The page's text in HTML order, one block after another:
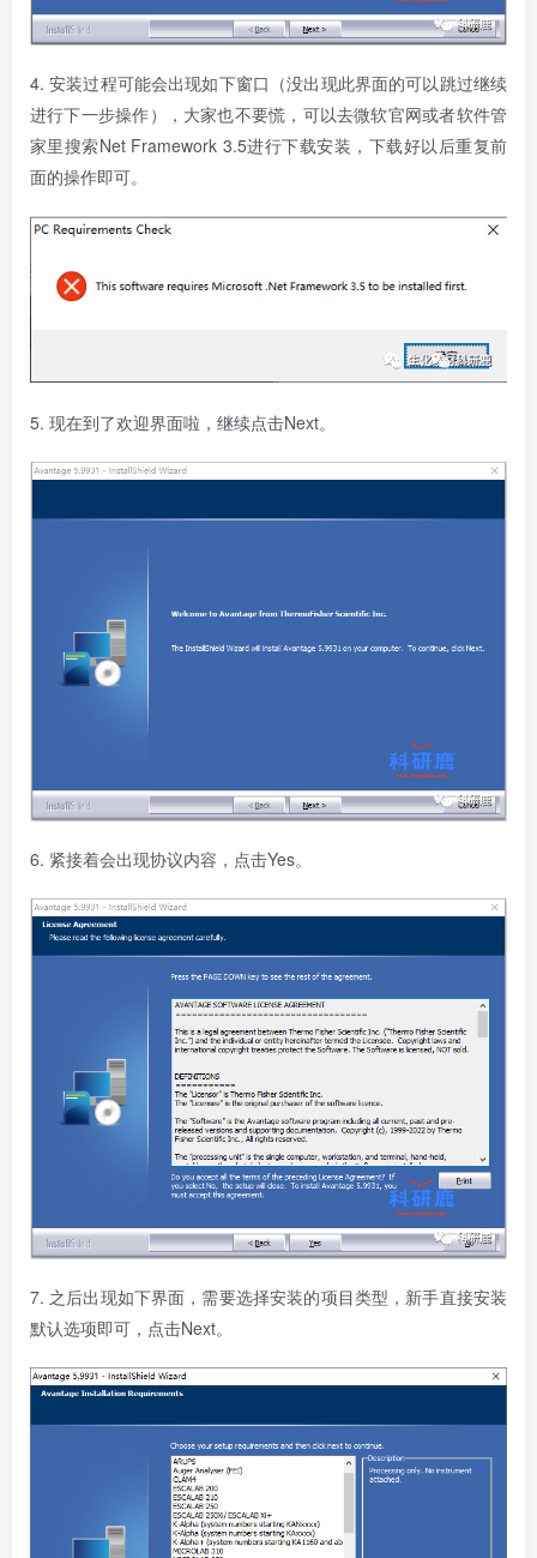
4. 安装过程可能会出现如下窗口（没出现此界面的可以跳过继续
进行下一步操作），大家也不要慌，可以去微软官网或者软件管
家里搜索Net Framework 3.5进行下载安装，下载好以后重复前
面的操作即可。
5. 现在到了欢迎界面啦，继续点击Next。
6. 紧接着会出现协议内容，点击Yes。
7. 之后出现如下界面， 需要选择安装的项目类型，新手直接安装
默认选项即可，点击Next。